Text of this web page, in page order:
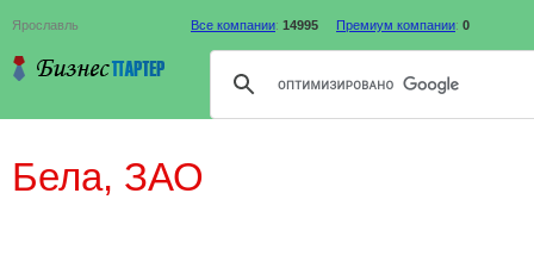
Ярославль Все компании: 14995 Премиум компании: 0
Бела, ЗАО